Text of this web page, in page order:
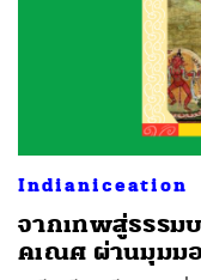
Indianiceation
จากเทพสู่ธรรม
คเณศ ผ่านมุมม
SHARE